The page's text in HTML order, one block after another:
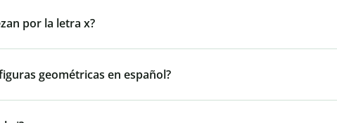
por la letra x?
geométricas en español?